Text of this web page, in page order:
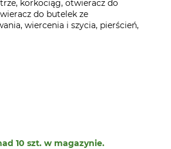
korkociąg, otwieracz do
do butelek ze
wiercenia i szycia, pierścień,
10 szt. w magazynie.